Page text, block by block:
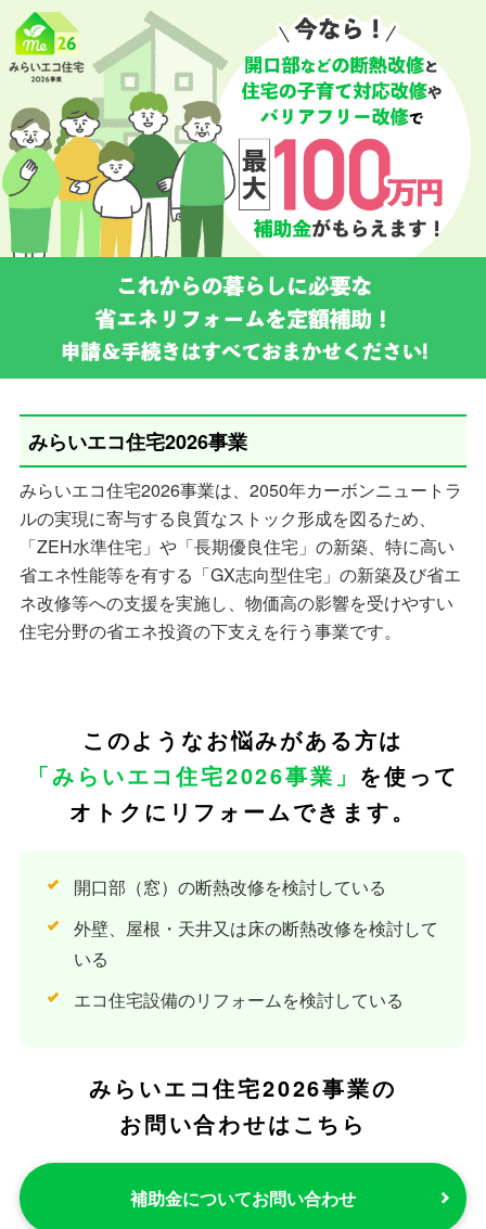
みらいエコ住宅2026事業
みらいエコ住宅2026事業は、2050年カーボンニュートラ
ルの実現に寄与する良質なストック形成を図るため、
「ZEH水準住宅」や「長期優良住宅」の新築、特に高い
省エネ性能等を有する「GX志向型住宅」の新築及び省エ
ネ改修等への支援を実施し、物価高の影響を受けやすい
住宅分野の省エネ投資の下支えを行う事業です。
このようなお悩みがある方は
「みらいエコ住宅2026事業」 を使って
オトクにリフォームできます。
開口部（窓）の断熱改修を検討している
外壁、屋根・天井又は床の断熱改修を検討して
いる
エコ住宅設備のリフォームを検討している
みらいエコ住宅2026事業の
お問い合わせはこちら
補助金についてお問い合わせ